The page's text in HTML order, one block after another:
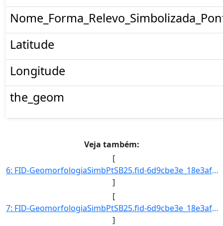
Latitude
Longitude
the_geom
Veja também:
[
6: FID-GeomorfologiaSimbPtSB25.fid-6d9cbe3e_18e3af5da6c_29df-Folha-SB25-Codigo_Grupo_Genese-1-Nome_Grup]
]
[
7: FID-GeomorfologiaSimbPtSB25.fid-6d9cbe3e_18e3af5da6c_29e0-Folha-SB25-Codigo_Grupo_Genese-1-Nome_Grup]
]